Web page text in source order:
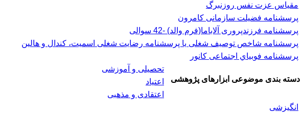
مقیاس عزت نفس روزنبرگ
پرسشنامه فضیلت سازمانی کامرون
پرسشنامه فرزندپروری آلاباما(فرم والد) -42 سوالی
پرسشنامه شاخص توصیف شغلی یا پرسشنامه رضایت شغلی اسميت، كندال و هالين
پرسشنامه فوبياي اجتماعی کانور
دسته بندی موضوعی ابزارهای پژوهشی
تحصیلی و آموزشی
اعتیاد
اعتقادی و مذهبی
انگیزشی